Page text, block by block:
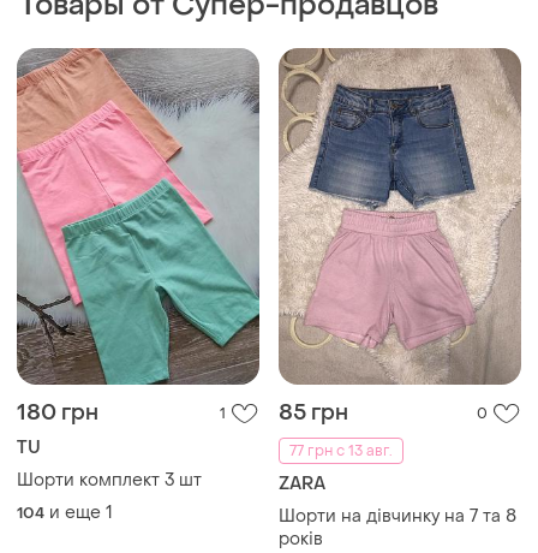
180 грн 1
TU
Шорти комплект 3 шт
104 и еще 1
85 грн
0
77 грн с 13 авг.
ZARA
Шорти на дівчинку на 7 та 8
років